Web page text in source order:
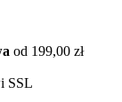
od 199,00 zł
SSL